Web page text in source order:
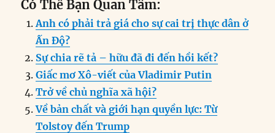
c
e
b
o
o
k
k
e
d
I
n
ai
l
ss
e
n
g
er
at
s
A
p
p
e
g
r
a
n
t
a
re
Có Thể Bạn Quan Tâm:
Anh có phải trả giá cho sự cai trị thực dân ở
Ấn Độ?
Sự chia rẽ tả – hữu đã đi đến hồi kết?
Giấc mơ Xô-viết của Vladimir Putin
Trở về chủ nghĩa xã hội?
Về bản chất và giới hạn quyền lực: Từ
Tolstoy đến Trump